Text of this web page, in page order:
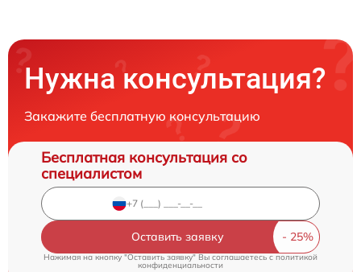
Нужна консультация?
Закажите бесплатную консультацию
Бесплатная консультация со
специалистом
Оставить заявку
Нажимая на кнопку "Оставить заявку" Вы соглашаетесь cполитикой
конфиденциальности